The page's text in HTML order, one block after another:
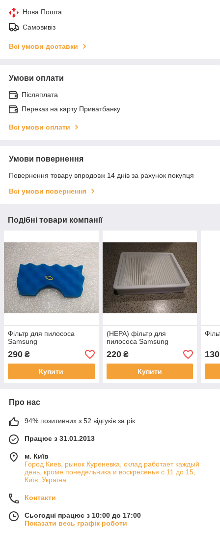
Нова Пошта
Самовивіз
Всі умови доставки
Умови оплати
Післяплата
Переказ на карту Приватбанку
Всі умови оплати
Умови повернення
Повернення товару впродовж 14 днів за рахунок покупця
Всі умови повернення
Подібні товари компанії
Фільтр для пилососа
Samsung
290 ₴
Купити
(HEPA) фільтр для
пилососа Samsung
220₴
Купити
130
Про нас
94% позитивних з 52 відгуків за рік
Працює з 31.01.2013
м. Київ
Город Киев, рынок Куреневка, склад работает каждый
день, кроме понедельника и воскресенья с 11 до 15,
Київ, Україна
Контакти
Сьогодні працює з 10:00 до 17:00
Показати весь графік роботи